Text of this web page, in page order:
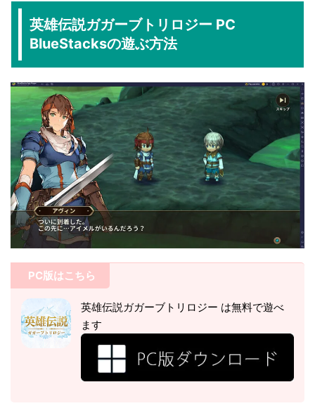
英雄伝説ガガーブトリロジー PC
BlueStacksの遊ぶ方法
PC版はこちら
英雄伝説ガガーブトリロジー は無料で遊べ
ます